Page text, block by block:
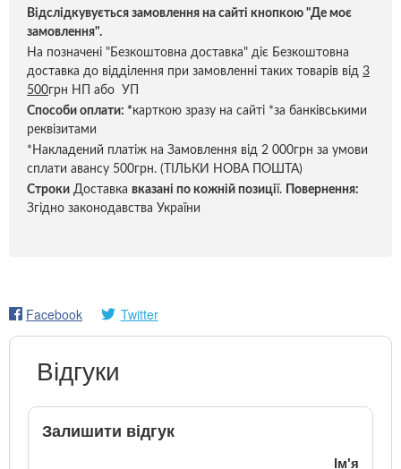
Відслідкувується замовлення на сайті кнопкою "Де моє
замовлення".
На позначені "Безкоштовна доставка" діє Безкоштовна
доставка до відділення при замовленні таких товарів від 3
500грн НП або УП
Способи оплати: *карткою зразу на сайті *за банківськими
реквізитами
*Накладений платіж на Замовлення від 2 000грн за умови
сплати авансу 500грн. (ТІЛЬКИ НОВА ПОШТА)
Строки Доставка вказані по кожній позиції.
Повернення:
Згідно законодавства України
Facebook Twitter
Відгуки
Залишити відгук
Ім'я